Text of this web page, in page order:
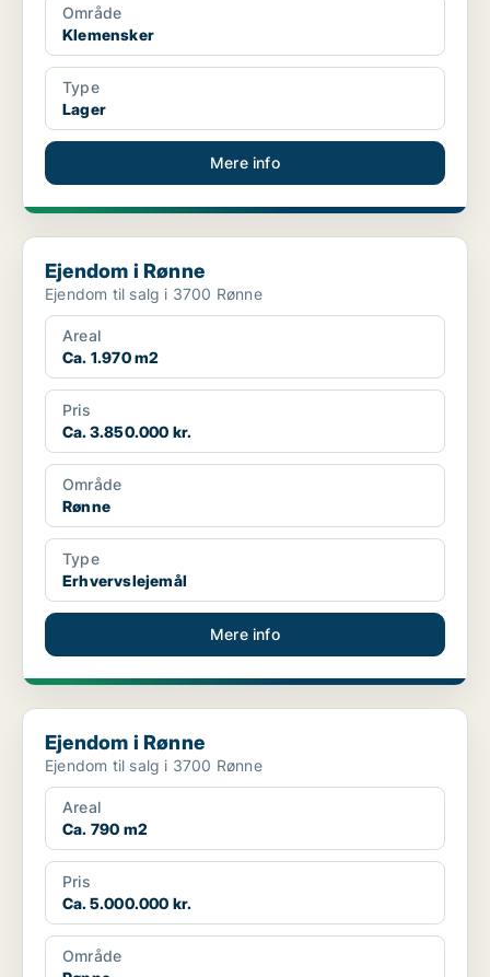
Område
Klemensker
Type
Lager
Mere info
Ejendom i Rønne
Ejendom i Rønne
Ejendom til salg i 3700 Rønne
Areal
Ca. 1.970 m2
Pris
Ca. 3.850.000 kr.
Område
Rønne
Type
Erhvervslejemål
Mere info
Ejendom i Rønne
Ejendom i Rønne
Ejendom til salg i 3700 Rønne
Areal
Ca. 790 m2
Pris
Ca. 5.000.000 kr.
Område